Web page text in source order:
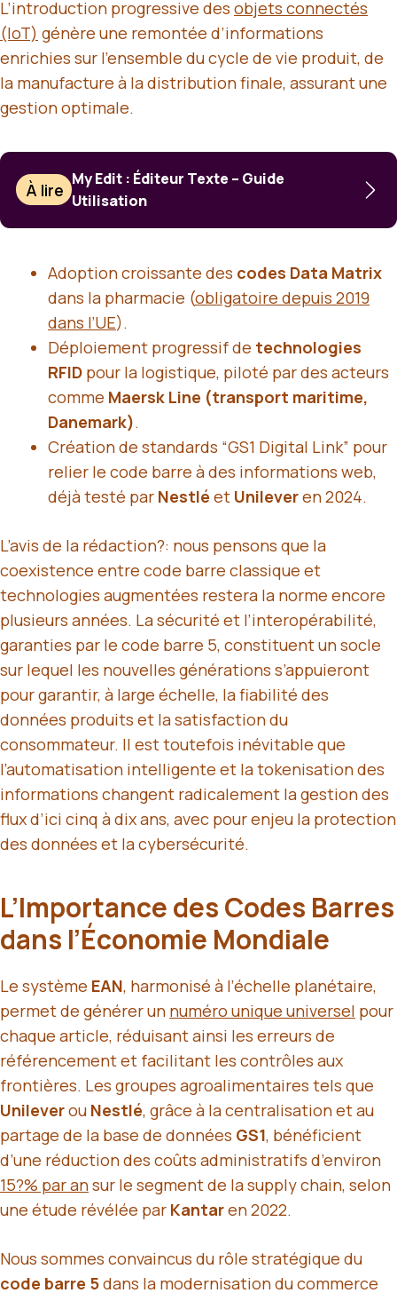
L’introduction progressive des objets connectés
(IoT) génère une remontée d’informations
enrichies sur l’ensemble du cycle de vie produit, de
la manufacture à la distribution finale, assurant une
gestion optimale.
À lire
My Edit : Éditeur Texte – Guide
Utilisation
Adoption croissante des codes Data Matrix
dans la pharmacie (obligatoire depuis 2019
dans l’UE).
Déploiement progressif de technologies
RFID pour la logistique, piloté par des acteurs
comme Maersk Line (transport maritime,
Danemark).
Création de standards “GS1 Digital Link” pour
relier le code barre à des informations web,
déjà testé par Nestlé et Unileveren 2024.
L’avis de la rédaction?: nous pensons que la
coexistence entre code barre classique et
technologies augmentées restera la norme encore
plusieurs années. La sécurité et l’interopérabilité,
garanties par le code barre 5, constituent un socle
sur lequel les nouvelles générations s’appuieront
pour garantir, à large échelle, la fiabilité des
données produits et la satisfaction du
consommateur. Il est toutefois inévitable que
l’automatisation intelligente et la tokenisation des
informations changent radicalement la gestion des
flux d’ici cinq à dix ans, avec pour enjeu la protection
des données et la cybersécurité.
L’Importance des Codes Barres
dans l’Économie Mondiale
Le système EAN, harmonisé à l’échelle planétaire,
permet de générer un numéro unique universel pour
chaque article, réduisant ainsi les erreurs de
référencement et facilitant les contrôles aux
frontières. Les groupes agroalimentaires tels que
Unileverou Nestlé, grâce à la centralisation et au
partage de la base de données GS1, bénéficient
d’une réduction des coûts administratifs d’environ
15?% par ansur le segment de la supply chain, selon
une étude révélée par Kantaren 2022.
Nous sommes convaincus du rôle stratégique du
code barre 5dans la modernisation du commerce